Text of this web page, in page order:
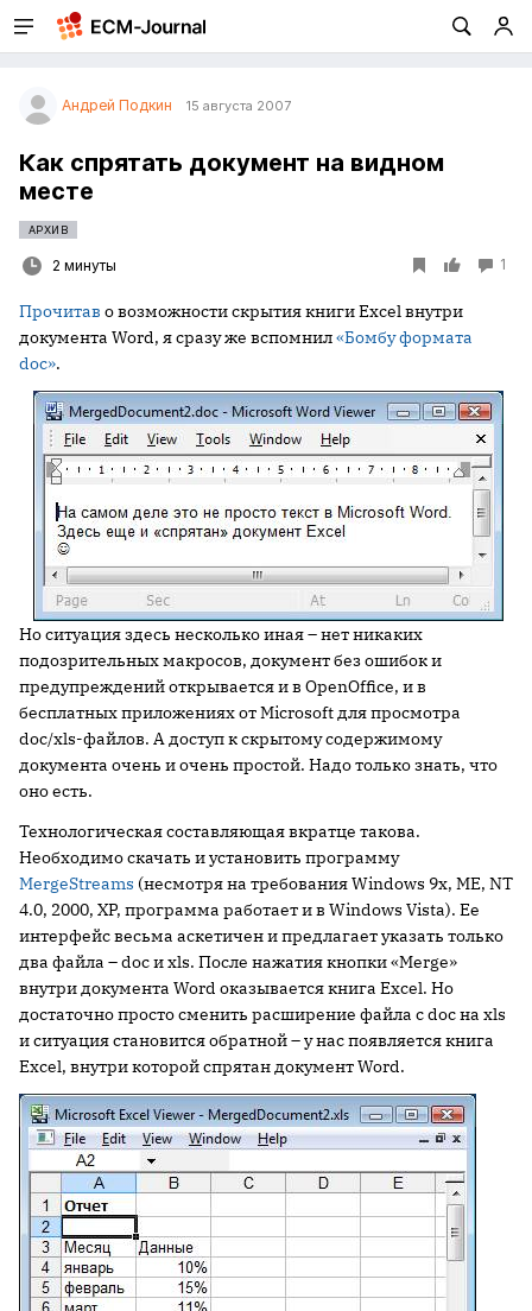
Андрей Подкин 15 августа 2007
Как спрятать документ на видном
месте
АРХИВ
2 минуты 1
Прочитав о возможности скрытия книги Excel внутри
документа Word, я сразу же вспомнил«Бомбу формата
doc».
Но ситуация здесь несколько иная – нет никаких
подозрительных макросов, документ без ошибок и
предупреждений открывается и в OpenOffice, и в
бесплатных приложениях от Microsoft для просмотра
doc/xls-файлов. А доступ к скрытому содержимому
документа очень и очень простой. Надо только знать, что
оно есть.
Технологическая составляющая вкратце такова.
Необходимо скачать и установить программу
MergeStreams (несмотря на требования Windows 9x, ME, NT
4.0, 2000, XP, программа работает и в Windows Vista). Ее
интерфейс весьма аскетичен и предлагает указать только
два файла – doc и xls. После нажатия кнопки «Merge»
внутри документа Word оказывается книга Excel. Но
достаточно просто сменить расширение файла с doc на xls
и ситуация становится обратной – у нас появляется книга
Excel, внутри которой спрятан документ Word.